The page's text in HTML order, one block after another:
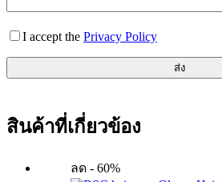
I accept the Privacy Policy
ส่ง
สินค้าที่เกี่ยวข้อง
ลด - 60%